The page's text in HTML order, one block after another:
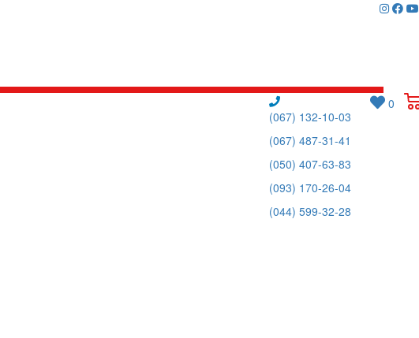
0
(067) 132-10-03
(067) 487-31-41
(050) 407-63-83
(093) 170-26-04
(044) 599-32-28